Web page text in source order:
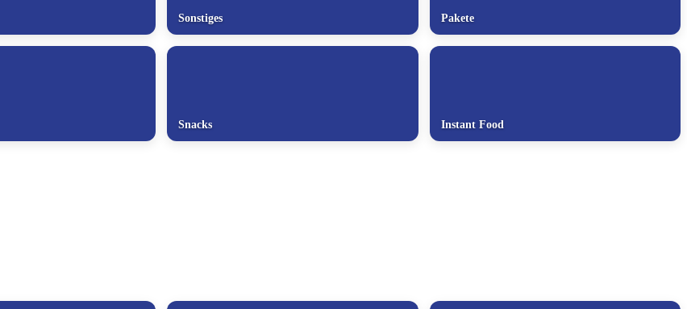
Sonstiges Pakete
Snacks Instant Food